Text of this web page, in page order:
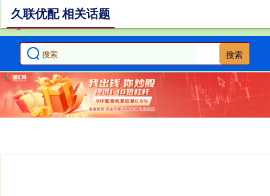
搜索
久联优配 相关话题